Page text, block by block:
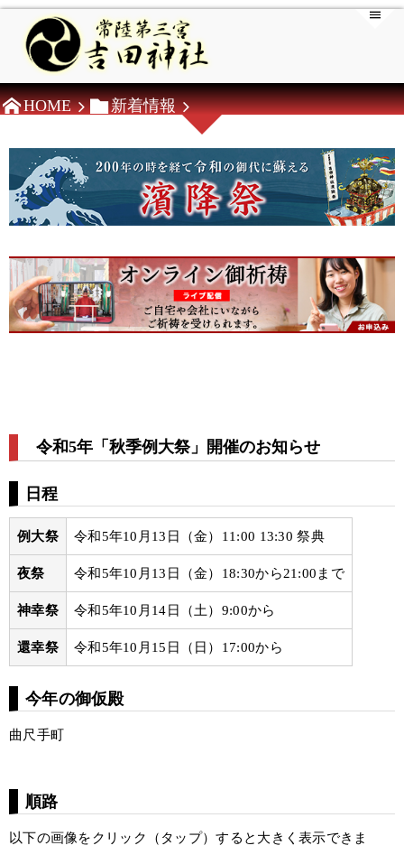
HOME 新着情報
令和5年「秋季例大祭」開催のお知らせ
日程
例大祭 令和5年10月13日（金）11:00 13:30 祭典
夜祭 令和5年10月13日（金）18:30から21:00まで
神幸祭 令和5年10月14日（土）9:00から
還幸祭 令和5年10月15日（日）17:00から
今年の御仮殿
曲尺手町
順路
以下の画像をクリック（タップ）すると大きく表示できま